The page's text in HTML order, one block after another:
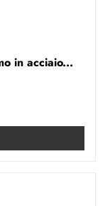
in acciaio...